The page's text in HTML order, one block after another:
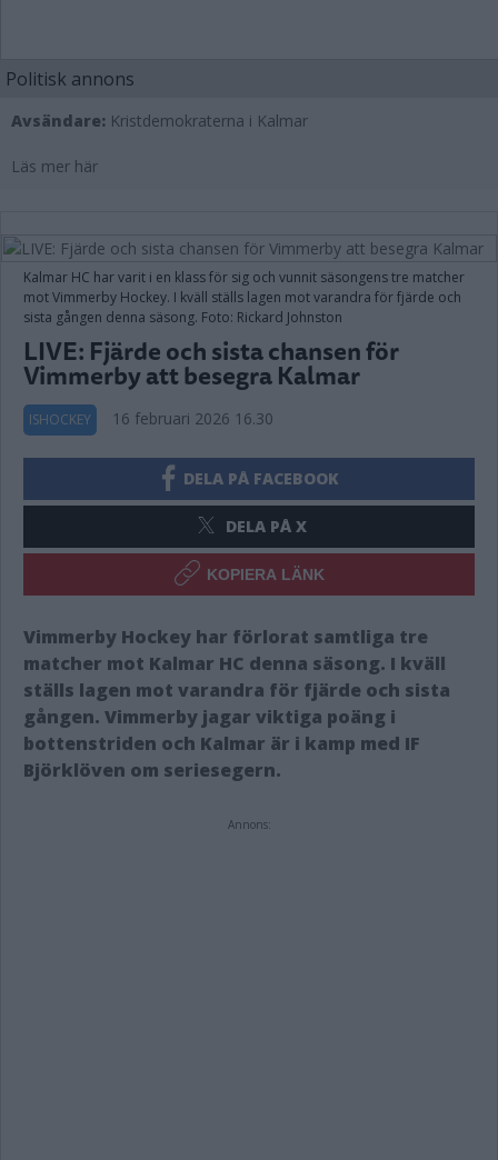
Politisk annons
Avsändare: Kristdemokraterna i Kalmar
Läs mer här
Kalmar HC har varit i en klass för sig och vunnit säsongens tre matcher
mot Vimmerby Hockey. I kväll ställs lagen mot varandra för fjärde och
sista gången denna säsong. Foto: Rickard Johnston
LIVE: Fjärde och sista chansen för
Vimmerby att besegra Kalmar
ISHOCKEY 16 februari 2026 16.30
DELA PÅ FACEBOOK
DELA PÅ X
KOPIERA LÄNK
Vimmerby Hockey har förlorat samtliga tre
matcher mot Kalmar HC denna säsong. I kväll
ställs lagen mot varandra för fjärde och sista
gången. Vimmerby jagar viktiga poäng i
bottenstriden och Kalmar är i kamp med IF
Björklöven om seriesegern.
Annons: